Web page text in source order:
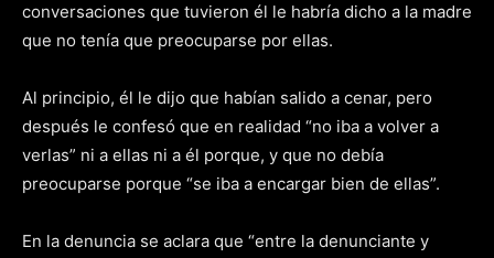
conversaciones que tuvieron él le habría dicho a la madre
que no tenía que preocuparse por ellas.
Al principio, él le dijo que habían salido a cenar, pero
después le confesó que en realidad “no iba a volver a
verlas” ni a ellas ni a él porque, y que no debía
preocuparse porque “se iba a encargar bien de ellas”.
En la denuncia se aclara que “entre la denunciante y